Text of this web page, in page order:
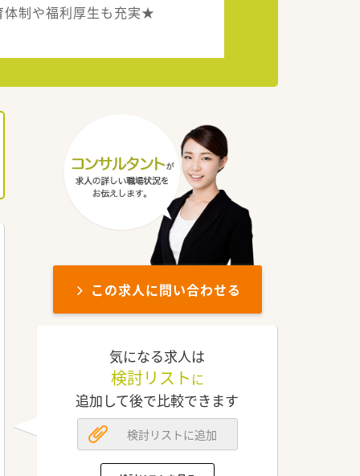
体制や福利厚生も充実★
この求人に問い合わせる
気になる求人は
検討リスト に
追加して後で比較できます
検討リストに追加